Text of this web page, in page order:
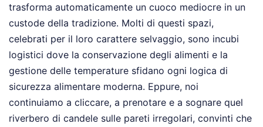
trasforma automaticamente un cuoco mediocre in un
custode della tradizione. Molti di questi spazi,
celebrati per il loro carattere selvaggio, sono incubi
logistici dove la conservazione degli alimenti e la
gestione delle temperature sfidano ogni logica di
sicurezza alimentare moderna. Eppure, noi
continuiamo a cliccare, a prenotare e a sognare quel
riverbero di candele sulle pareti irregolari, convinti che